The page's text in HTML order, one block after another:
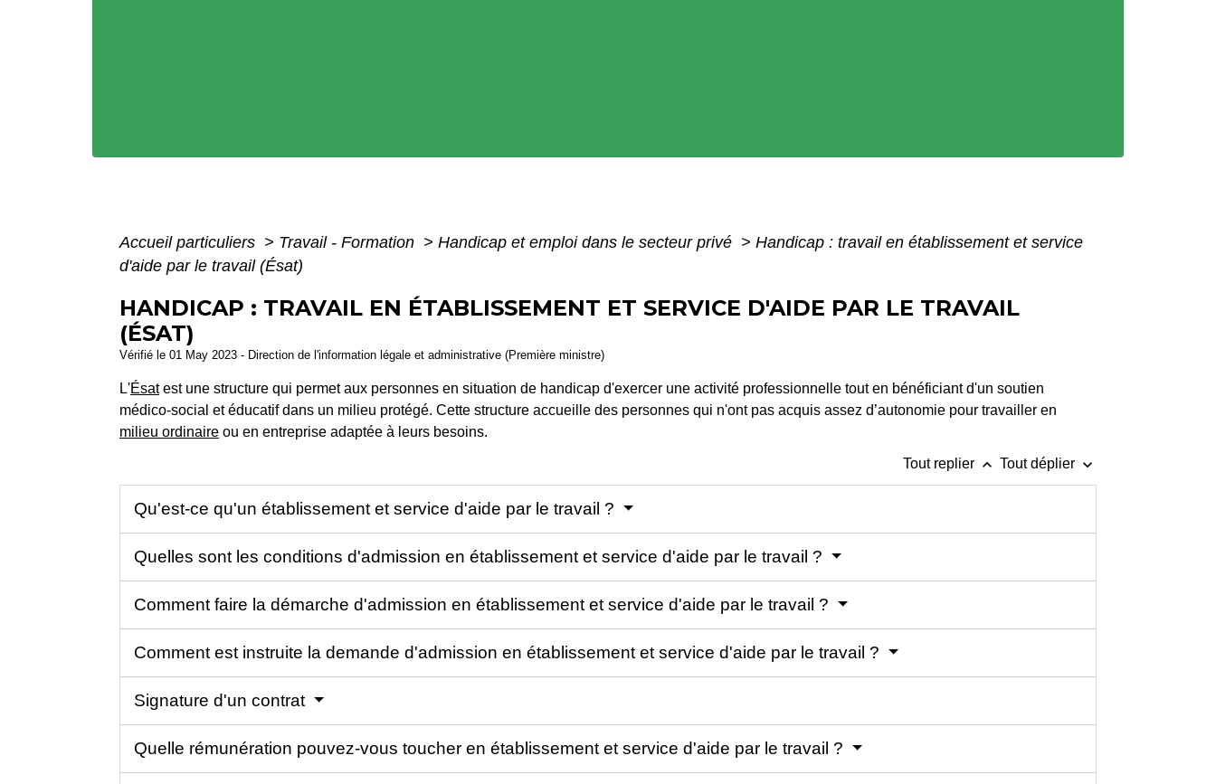
Accueil particuliers > Travail - Formation > Handicap et emploi dans le secteur privé > Handicap : travail en établissement et service
d'aide par le travail (Ésat)
HANDICAP : TRAVAIL EN ÉTABLISSEMENT ET SERVICE D'AIDE PAR LE TRAVAIL
(ÉSAT)
Vérifié le 01 May 2023 - Direction de l'information légale et administrative (Première ministre)
L'Ésatest une structure qui permet aux personnes en situation de handicap d'exercer une activité professionnelle tout en bénéficiant d'un soutien
médico-social et éducatif dans un milieu protégé. Cette structure accueille des personnes qui n'ont pas acquis assez d’autonomie pour travailler en
milieu ordinaire ou en entreprise adaptée à leurs besoins.
Tout replier keyboard_arrow_up Tout déplier keyboard_arrow_down
Qu'est-ce qu'un établissement et service d'aide par le travail ?
Quelles sont les conditions d'admission en établissement et service d'aide par le travail ?
Comment faire la démarche d'admission en établissement et service d'aide par le travail ?
Comment est instruite la demande d'admission en établissement et service d'aide par le travail ?
Signature d'un contrat
Quelle rémunération pouvez-vous toucher en établissement et service d'aide par le travail ?